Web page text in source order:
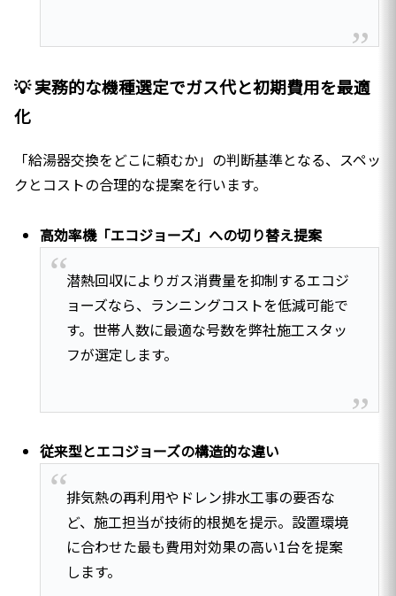
💡 実務的な機種選定でガス代と初期費用を最適
化
「給湯器交換をどこに頼むか」の判断基準となる、スペッ
クとコストの合理的な提案を行います。
高効率機「エコジョーズ」への切り替え提案
潜熱回収によりガス消費量を抑制するエコジ
ョーズなら、ランニングコストを低減可能で
す。世帯人数に最適な号数を弊社施工スタッ
フが選定します。
従来型とエコジョーズの構造的な違い
排気熱の再利用やドレン排水工事の要否な
ど、施工担当が技術的根拠を提示。設置環境
に合わせた最も費用対効果の高い1台を提案
します。